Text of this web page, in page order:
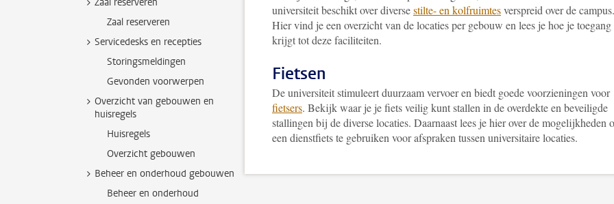
Zaal reserveren
Servicedesks en recepties
Storingsmeldingen
Gevonden voorwerpen
Overzicht van gebouwen en
huisregels
Huisregels
Overzicht gebouwen
Beheer en onderhoud gebouwen
Beheer en onderhoud
universiteit beschikt over diversestilte- en kolfruimtesverspreid over de campus.
Hier vind je een overzicht van de locaties per gebouw en lees je hoe je toegang
krijgt tot deze faciliteiten.
Fietsen
De universiteit stimuleert duurzaam vervoer en biedt goede voorzieningen voor
fietsers. Bekijk waar je je fiets veilig kunt stallen in de overdekte en beveiligde
stallingen bij de diverse locaties. Daarnaast lees je hier over de mogelijkheden
een dienstfiets te gebruiken voor afspraken tussen universitaire locaties.